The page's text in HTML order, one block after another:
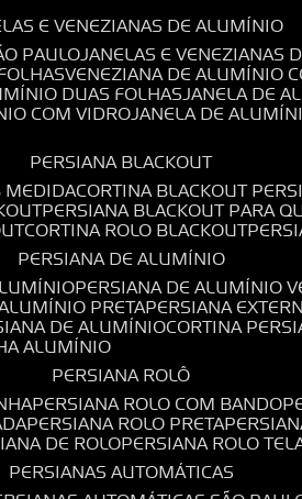
E VENEZIANAS DE ALUMÍNIO
PAULO JANELAS E VENEZIANAS
VENEZIANA DE ALUMÍNIO
DUAS FOLHAS JANELA DE
COM VIDRO JANELA DE
PERSIANA BLACKOUT
MEDIDA CORTINA BLACKOUT
PERSIANA BLACKOUT PARA
CORTINA ROLO BLACKOUT
PERSIANA DE ALUMÍNIO
PERSIANA DE ALUMÍNIO
PRETA PERSIANA
DE ALUMÍNIO CORTINA
ALUMÍNIO
PERSIANA ROLÔ
PERSIANA ROLO COM BANDO
PERSIANA ROLO PRETA
DE ROLO PERSIANA ROLO
PERSIANAS AUTOMÁTICAS